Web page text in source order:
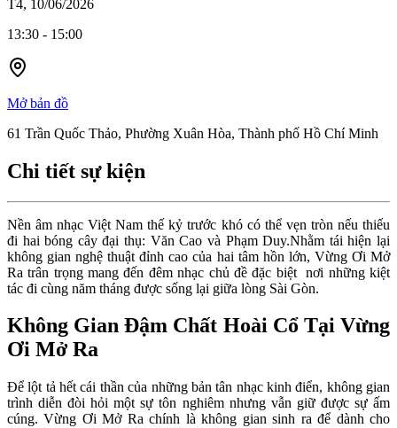
T4, 10/06/2026
13:30 - 15:00
Mở bản đồ
61 Trần Quốc Thảo, Phường Xuân Hòa, Thành phố Hồ Chí Minh
Chi tiết sự kiện
Nền âm nhạc Việt Nam thế kỷ trước khó có thể vẹn tròn nếu thiếu
đi hai bóng cây đại thụ: Văn Cao và Phạm Duy.Nhằm tái hiện lại
không gian nghệ thuật đỉnh cao của hai tâm hồn lớn, Vừng Ơi Mở
Ra trân trọng mang đến đêm nhạc chủ đề đặc biệt  nơi những kiệt
tác đi cùng năm tháng được sống lại giữa lòng Sài Gòn.
Không Gian Đậm Chất Hoài Cổ Tại Vừng
Ơi Mở Ra
Để lột tả hết cái thần của những bản tân nhạc kinh điển, không gian
trình diễn đòi hỏi một sự tôn nghiêm nhưng vẫn giữ được sự ấm
cúng. Vừng Ơi Mở Ra chính là không gian sinh ra để dành cho